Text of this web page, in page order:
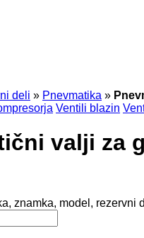
deli » Pnevmatika »
Ventili blazin
valji za
znamka, model, rezervni